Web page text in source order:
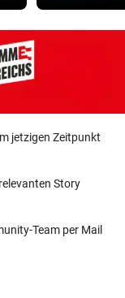
jetzigen Zeitpunkt
Story
Team per Mail